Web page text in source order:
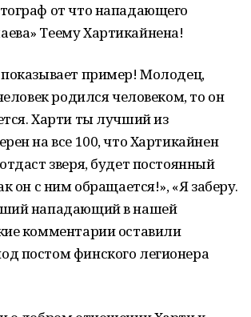
от что нападающего
Теему Хартикайнена!
показывает пример! Молодец,
родился человеком, то он
Харти ты лучший из
на все 100, что Хартикайнен
зверя, будет постоянный
он с ним обращается!», «Я заберу.
нападающий в нашей
комментарии оставили
постом финского легионера